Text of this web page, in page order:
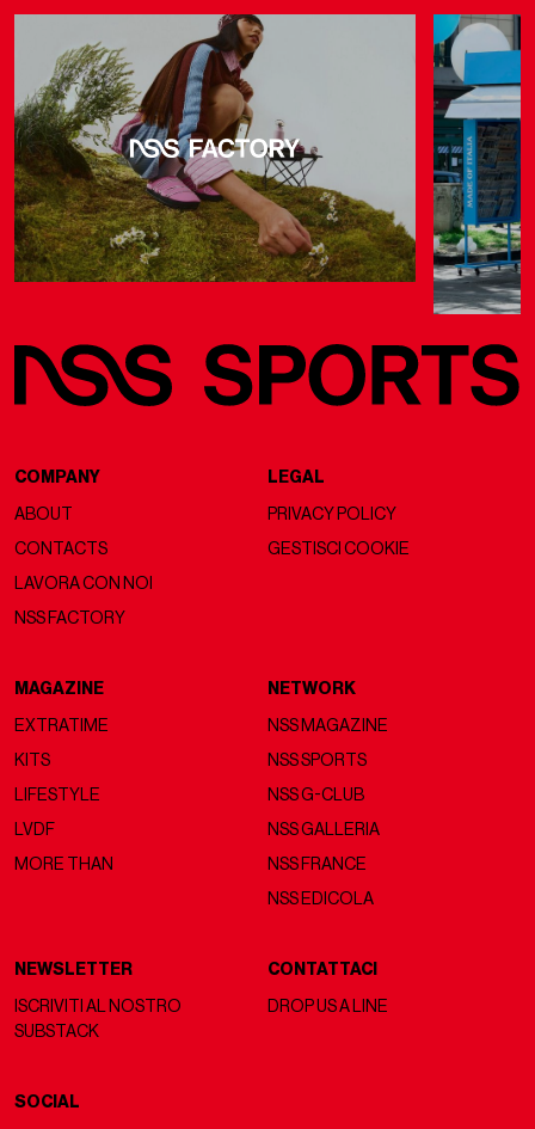
COMPANY
ABOUT
CONTACTS
LAVORA CON NOI
NSS FACTORY
LEGAL
PRIVACY POLICY
GESTISCI COOKIE
MAGAZINE
EXTRATIME
KITS
LIFESTYLE
LVDF
MORE THAN
NETWORK
NSS MAGAZINE
NSS SPORTS
NSS G-CLUB
NSS GALLERIA
NSS FRANCE
NSS EDICOLA
NEWSLETTER
ISCRIVITI AL NOSTRO
SUBSTACK
CONTATTACI
DROP US A LINE
SOCIAL